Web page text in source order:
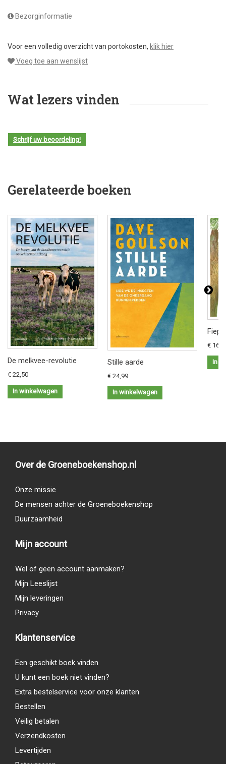
Bezorginformatie
Voor een volledig overzicht van portokosten, klik hier
Voeg toe aan wenslijst
Wat lezers vinden
Schrijf uw beoordeling!
Gerelateerde boeken
De melkvee-revolutie
€ 22,50
In winkelwagen
Stille aarde
€ 24,99
In winkelwagen
Fiep
€
In
Over de Groeneboekenshop.nl
Onze missie
De mensen achter de Groeneboekenshop
Duurzaamheid
Mijn account
Wel of geen account aanmaken?
Mijn Leeslijst
Mijn leveringen
Privacy
Klantenservice
Een geschikt boek vinden
U kunt een boek niet vinden?
Extra bestelservice voor onze klanten
Bestellen
Veilig betalen
Verzendkosten
Levertijden